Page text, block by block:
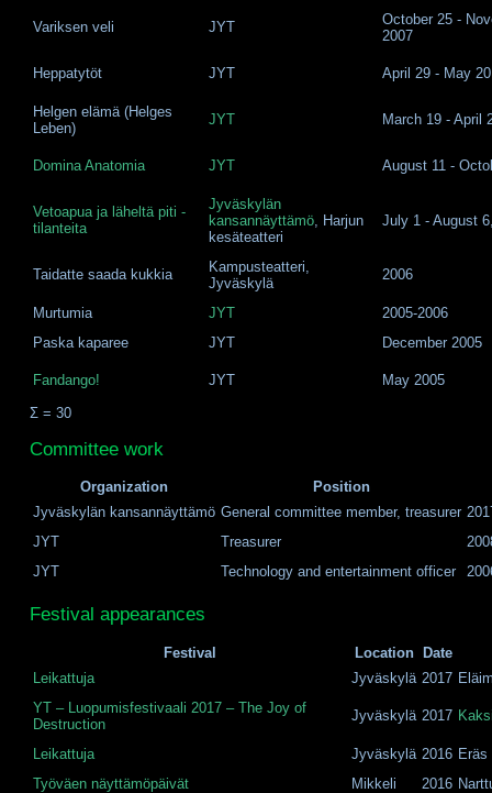
Variksen veli JYT
October 25 -
2007
Heppatytöt JYT April 29 - May
Helgen elämä (Helges
Leben)
JYT March 19 - April
Domina Anatomia JYT August 11 -
Vetoapua ja läheltä piti -
tilanteita
Jyväskylän
kansannäyttämö, Harjun
kesäteatteri
July 1 - August
Taidatte saada kukkia
Kampusteatteri,
Jyväskylä
2006
Murtumia JYT
2005-2006
Paska kaparee
JYT December 2005
Fandango! JYT
May 2005
Σ = 30
Committee work
Organization
Position
Jyväskylän kansannäyttämö General committee member, treasurer
JYT
Treasurer
JYT
Technology and entertainment officer
Festival appearances
Festival Location Date
Leikattuja
Jyväskylä 2017
YT – Luopumisfestivaali 2017 – The Joy of
Destruction
Jyväskylä 2017
Leikattuja Jyväskylä 2016 Eräs
Työväen näyttämöpäivät
Mikkeli 2016